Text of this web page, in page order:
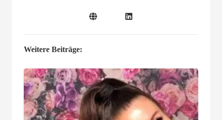
Weitere Beiträge: